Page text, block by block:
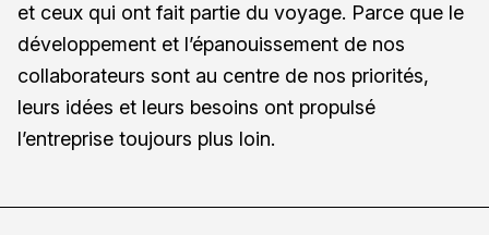
et ceux qui ont fait partie du voyage. Parce que le
développement et l’épanouissement de nos
collaborateurs sont au centre de nos priorités,
leurs idées et leurs besoins ont propulsé
l’entreprise toujours plus loin.